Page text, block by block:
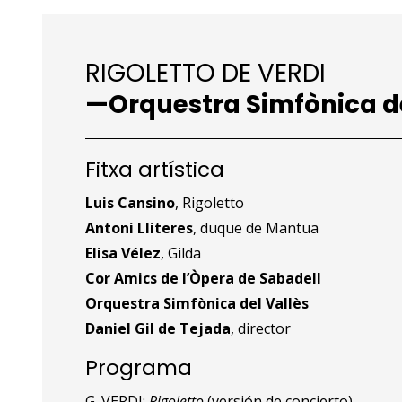
RIGOLETTO DE VERDI
—Orquestra Simfònica
Fitxa artística
Luis Cansino, Rigoletto
Antoni Lliteres, duque de Mantua
Elisa Vélez, Gilda
Cor Amics de l’Òpera de Sabadell
Orquestra Simfònica del Vallès
Daniel Gil de Tejada, director
Programa